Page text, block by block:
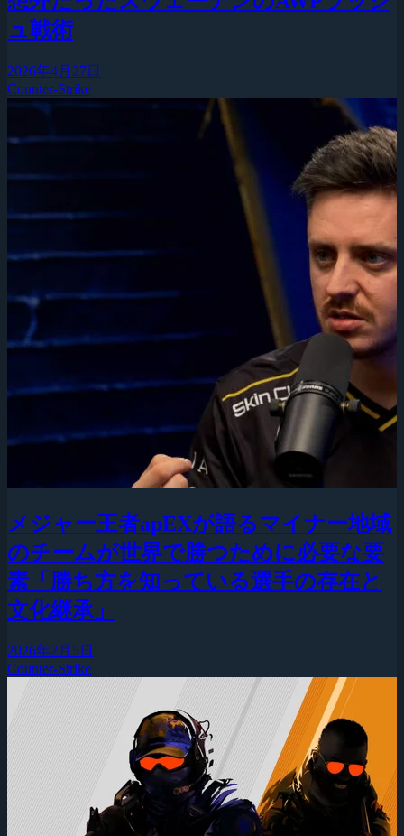
ュ戦術
2026年4月27日
Counter-Strike
メジャー王者apEXが語るマイナー地域
のチームが世界で勝つために必要な要
素「勝ち方を知っている選手の存在と
文化継承」
2026年2月5日
Counter-Strike